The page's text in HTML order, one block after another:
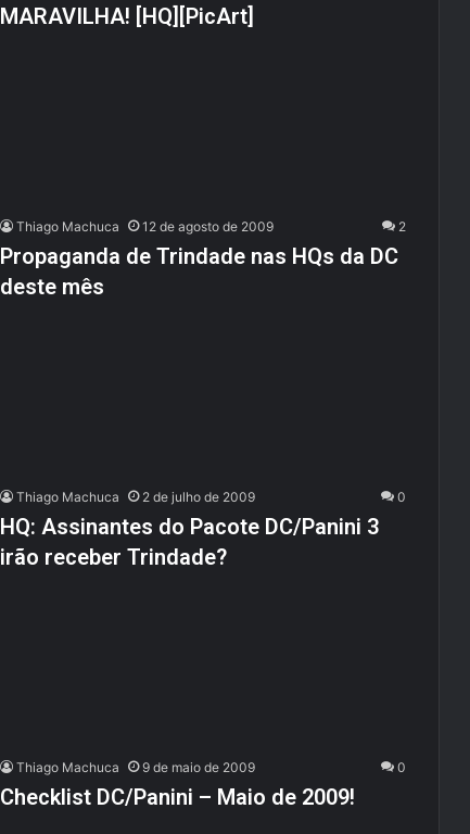
MARAVILHA! [HQ][PicArt]
Thiago Machuca 12 de agosto de 2009 2
Propaganda de Trindade nas HQs da DC
deste mês
Thiago Machuca 2 de julho de 2009 0
HQ: Assinantes do Pacote DC/Panini 3
irão receber Trindade?
Thiago Machuca 9 de maio de 2009 0
Checklist DC/Panini – Maio de 2009!